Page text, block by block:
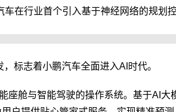
在行业首个引入基于神经网络的规划
标志着小鹏汽车全面进入AI时代。
座舱与智能驾驶的操作系统。基于AI